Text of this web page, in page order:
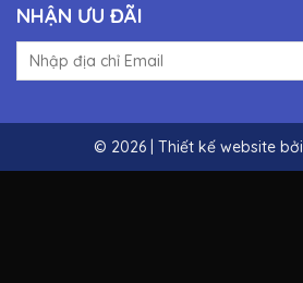
NHẬN ƯU ĐÃI
© 2026 | Thiết kế website bởi